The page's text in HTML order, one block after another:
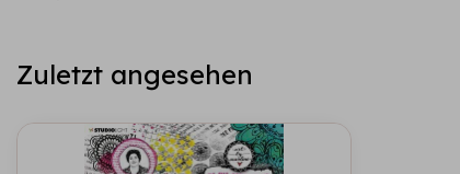
Zuletzt angesehen